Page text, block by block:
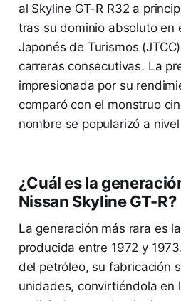
al Skyline GT-R R32 a
tras su dominio absoluto en
Japonés de Turismos
carreras consecutivas. La
impresionada por su
comparó con el monstruo
nombre se popularizó a
¿Cuál es la
Nissan Skyline GT-R?
La generación más rara es la
producida entre 1972 y
del petróleo, su fabricación
unidades, convirtiéndola en